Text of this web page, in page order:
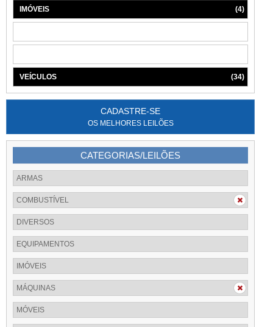
IMÓVEIS (4)
VEÍCULOS (34)
CADASTRE-SE
OS MELHORES LEILÕES
CATEGORIAS/LEILÕES
ARMAS
COMBUSTÍVEL
DIVERSOS
EQUIPAMENTOS
IMÓVEIS
MÁQUINAS
MÓVEIS